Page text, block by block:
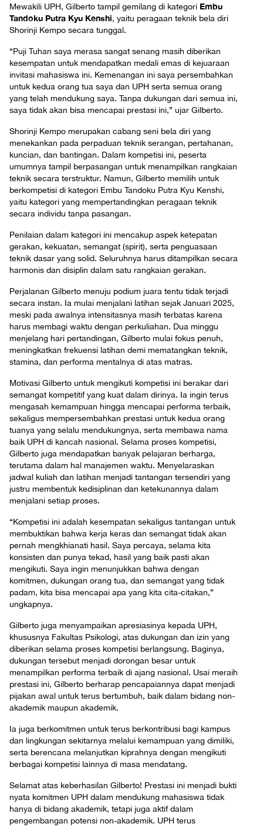
Mewakili UPH, Gilberto tampil gemilang di kategori Embu
Tandoku Putra Kyu Kenshi, yaitu peragaan teknik bela diri
Shorinji Kempo secara tunggal.
“Puji Tuhan saya merasa sangat senang masih diberikan
kesempatan untuk mendapatkan medali emas di kejuaraan
invitasi mahasiswa ini. Kemenangan ini saya persembahkan
untuk kedua orang tua saya dan UPH serta semua orang
yang telah mendukung saya. Tanpa dukungan dari semua ini,
saya tidak akan bisa mencapai prestasi ini,” ujar Gilberto.
Shorinji Kempo merupakan cabang seni bela diri yang
menekankan pada perpaduan teknik serangan, pertahanan,
kuncian, dan bantingan. Dalam kompetisi ini, peserta
umumnya tampil berpasangan untuk menampilkan rangkaian
teknik secara terstruktur. Namun, Gilberto memilih untuk
berkompetisi di kategori Embu Tandoku Putra Kyu Kenshi,
yaitu kategori yang mempertandingkan peragaan teknik
secara individu tanpa pasangan.
Penilaian dalam kategori ini mencakup aspek ketepatan
gerakan, kekuatan, semangat (spirit), serta penguasaan
teknik dasar yang solid. Seluruhnya harus ditampilkan secara
harmonis dan disiplin dalam satu rangkaian gerakan.
Perjalanan Gilberto menuju podium juara tentu tidak terjadi
secara instan. Ia mulai menjalani latihan sejak Januari 2025,
meski pada awalnya intensitasnya masih terbatas karena
harus membagi waktu dengan perkuliahan. Dua minggu
menjelang hari pertandingan, Gilberto mulai fokus penuh,
meningkatkan frekuensi latihan demi mematangkan teknik,
stamina, dan performa mentalnya di atas matras.
Motivasi Gilberto untuk mengikuti kompetisi ini berakar dari
semangat kompetitif yang kuat dalam dirinya. Ia ingin terus
mengasah kemampuan hingga mencapai performa terbaik,
sekaligus mempersembahkan prestasi untuk kedua orang
tuanya yang selalu mendukungnya, serta membawa nama
baik UPH di kancah nasional. Selama proses kompetisi,
Gilberto juga mendapatkan banyak pelajaran berharga,
terutama dalam hal manajemen waktu. Menyelaraskan
jadwal kuliah dan latihan menjadi tantangan tersendiri yang
justru membentuk kedisiplinan dan ketekunannya dalam
menjalani setiap proses.
“Kompetisi ini adalah kesempatan sekaligus tantangan untuk
membuktikan bahwa kerja keras dan semangat tidak akan
pernah mengkhianati hasil. Saya percaya, selama kita
konsisten dan punya tekad, hasil yang baik pasti akan
mengikuti. Saya ingin menunjukkan bahwa dengan
komitmen, dukungan orang tua, dan semangat yang tidak
padam, kita bisa mencapai apa yang kita cita-citakan,”
ungkapnya.
Gilberto juga menyampaikan apresiasinya kepada UPH,
khususnya Fakultas Psikologi, atas dukungan dan izin yang
diberikan selama proses kompetisi berlangsung. Baginya,
dukungan tersebut menjadi dorongan besar untuk
menampilkan performa terbaik di ajang nasional. Usai meraih
prestasi ini, Gilberto berharap pencapaiannya dapat menjadi
pijakan awal untuk terus bertumbuh, baik dalam bidang non-
akademik maupun akademik.
Ia juga berkomitmen untuk terus berkontribusi bagi kampus
dan lingkungan sekitarnya melalui kemampuan yang dimiliki,
serta berencana melanjutkan kiprahnya dengan mengikuti
berbagai kompetisi lainnya di masa mendatang.
Selamat atas keberhasilan Gilberto! Prestasi ini menjadi bukti
nyata komitmen UPH dalam mendukung mahasiswa tidak
hanya di bidang akademik, tetapi juga aktif dalam
pengembangan potensi non-akademik. UPH terus